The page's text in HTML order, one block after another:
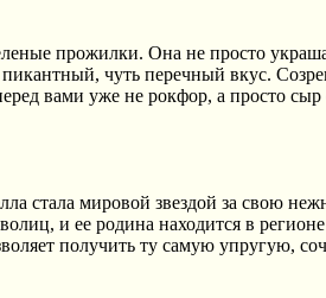
прожилки. Она не просто
чуть перечный вкус.
вами уже не рокфор, а просто
стала мировой звездой за свою
и ее родина находится в
получить ту самую упругую,